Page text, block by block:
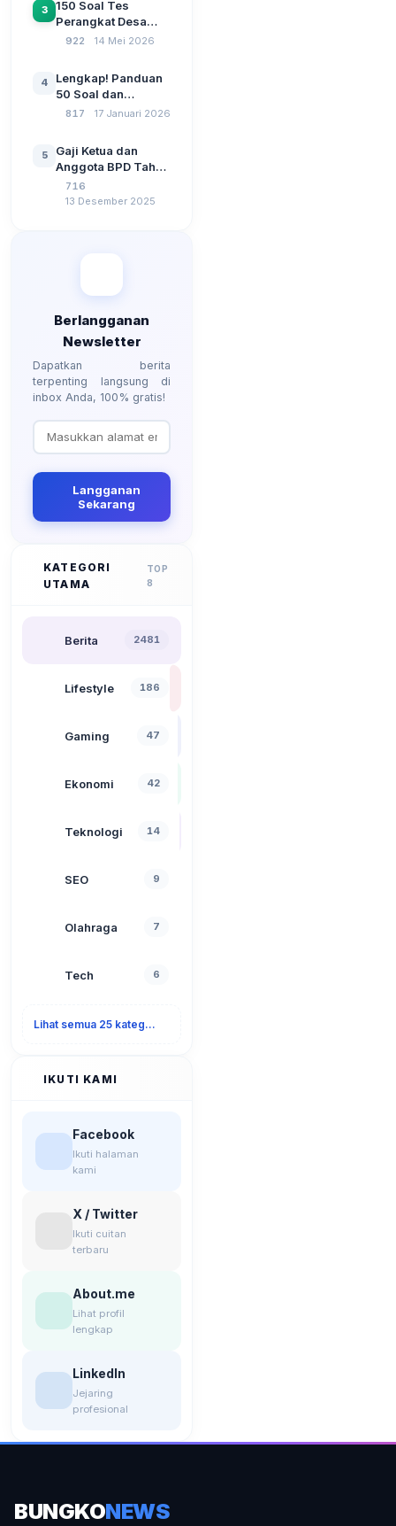
SPP Pencairan
Dana Desa
3
150 Soal Tes
Perangkat Desa
2026: Administrasi
Kebangsaan, dan
Komputer Beserta
Jawaban Paling
922 14 Mei 2026
4
Lengkap! Panduan
50 Soal dan
Jawaban Tes
Berdasarkan UU No
3 Tahun 2024
817 17 Januari 2026
5
Gaji Ketua dan
Anggota BPD Tahun
2026, Berapa
Besarannya? Ada
716
13 Desember 2025
Berlangganan
Newsletter
Dapatkan berita
terpenting langsung di
inbox Anda, 100% gratis!
Langganan
Sekarang
KATEGORI
UTAMA
TOP
8
Berita 2481
Lifestyle 186
Gaming 47
Ekonomi 42
Teknologi 14
SEO 9
Olahraga 7
Tech 6
Lihat semua 25 kategori
IKUTI KAMI
Facebook
Ikuti halaman
kami
X / Twitter
Ikuti cuitan
terbaru
About.me
Lihat profil
lengkap
LinkedIn
Jejaring
profesional
BUNGKONEWS